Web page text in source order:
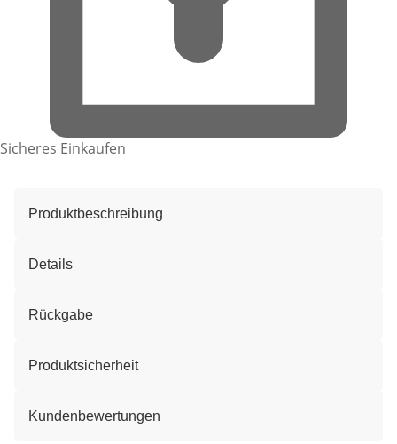
Sicheres Einkaufen
Produktbeschreibung
Details
Rückgabe
Produktsicherheit
Kundenbewertungen